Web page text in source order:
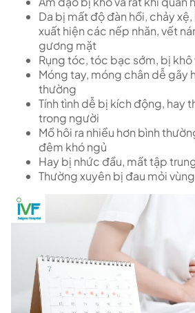
Da bị mất độ đàn hồi, chảy
xuất hiện các nếp nhăn, vết
gương mặt
Rụng tóc, tóc bạc sớm, bị khô
Móng tay, móng chân dễ gãy
thường
Tính tình dễ bị kích động, hay
trong người
Mồ hôi ra nhiều hơn bình
đêm khó ngủ
Hay bị nhức đầu, mất tập
Thường xuyên bị đau mỏi